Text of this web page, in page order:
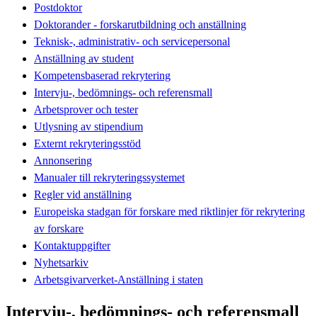
Postdoktor
Doktorander - forskarutbildning och anställning
Teknisk-, administrativ- och servicepersonal
Anställning av student
Kompetensbaserad rekrytering
Intervju-, bedömnings- och referensmall
Arbetsprover och tester
Utlysning av stipendium
Externt rekryteringsstöd
Annonsering
Manualer till rekryteringssystemet
Regler vid anställning
Europeiska stadgan för forskare med riktlinjer för rekrytering
av forskare
Kontaktuppgifter
Nyhetsarkiv
Arbetsgivarverket-Anställning i staten
Intervju-, bedömnings- och referensmall